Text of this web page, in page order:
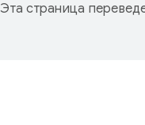
Эта страница